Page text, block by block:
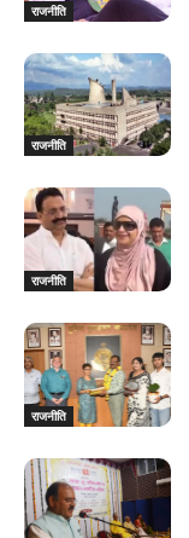
राजनीति
राजनीति
राजनीति
राजनीति